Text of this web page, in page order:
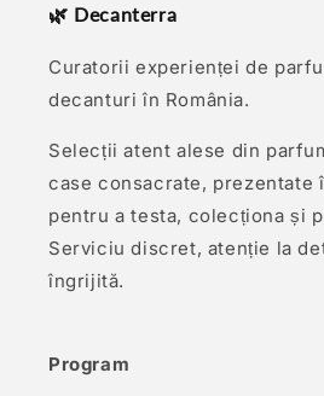
🌿 Decanterra
Curatorii experienței de
decanturi în România.
Selecții atent alese din
case consacrate, prezentate
pentru a testa, colecționa și
Serviciu discret, atenție la
îngrijită.
Program